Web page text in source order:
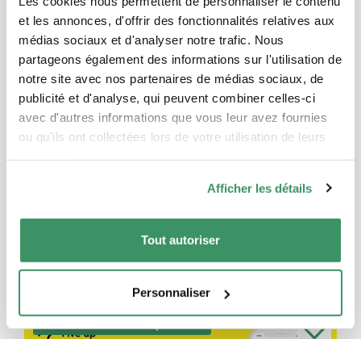
et les annonces, d'offrir des fonctionnalités relatives aux
médias sociaux et d'analyser notre trafic. Nous
partageons également des informations sur l'utilisation de
notre site avec nos partenaires de médias sociaux, de
publicité et d'analyse, qui peuvent combiner celles-ci
avec d'autres informations que vous leur avez fournies
ou qu'ils ont collectées lors de votre utilisation de leurs
Afficher les détails
Tout autoriser
Personnaliser
d’utilité publique
Régions
Genève Vaud et Fribourg
Gestion du projet
Ces projets pourraient également
vous intéresser.